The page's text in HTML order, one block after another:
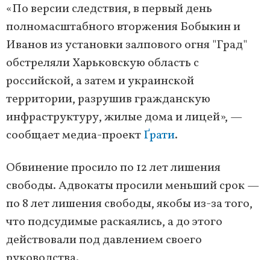
«По версии следствия, в первый день
полномасштабного вторжения Бобыкин и
Иванов из установки залпового огня "Град"
обстреляли Харьковскую область с
российской, а затем и украинской
территории, разрушив гражданскую
инфраструктуру, жилые дома и лицей», —
сообщает медиа-проектҐрати.
Обвинение просило по 12 лет лишения
свободы. Адвокаты просили меньший срок —
по 8 лет лишения свободы, якобы из-за того,
что подсудимые раскаялись, а до этого
действовали под давлением своего